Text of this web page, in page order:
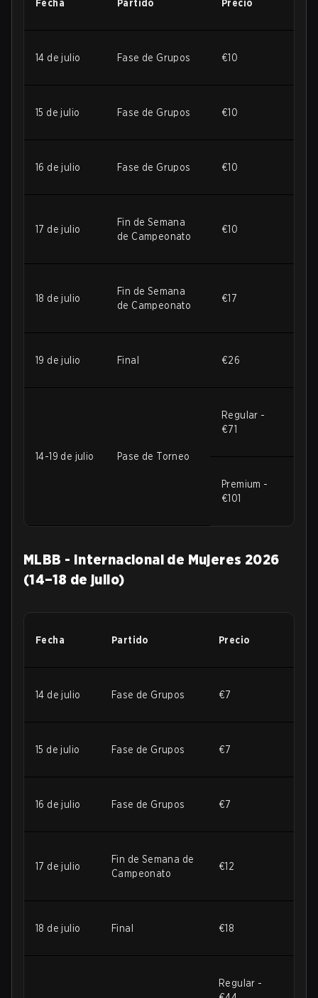
Fecha Partido Precio
14 de julio Fase de Grupos €10
15 de julio Fase de Grupos €10
16 de julio Fase de Grupos €10
17 de julio
Fin de Semana
de Campeonato
€10
18 de julio
Fin de Semana
de Campeonato
€17
19 de julio Final €26
14-19 de julio Pase de Torneo
Regular -
€71
Premium -
€101
MLBB - Internacional de Mujeres 2026
(14–18 de julio)
Fecha Partido Precio
14 de julio Fase de Grupos €7
15 de julio Fase de Grupos €7
16 de julio Fase de Grupos €7
17 de julio
Fin de Semana de
Campeonato
€12
18 de julio Final €18
Regular -